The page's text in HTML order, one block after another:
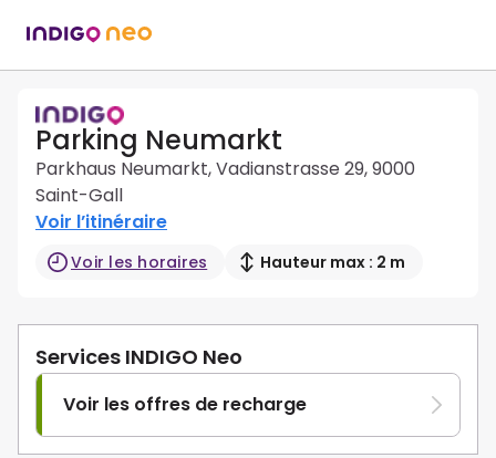
Parking Neumarkt
Parkhaus Neumarkt, Vadianstrasse 29, 9000
Saint-Gall
Voir l’itinéraire
Voir les horaires Hauteur max : 2 m
Services INDIGO Neo
Voir les offres de recharge